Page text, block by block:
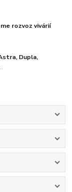
rozvoz vivárií
Dupla,